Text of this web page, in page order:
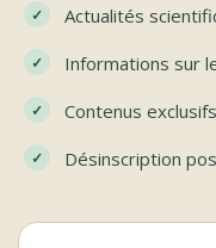
Actualités
Informations sur
Contenus
Désinscription